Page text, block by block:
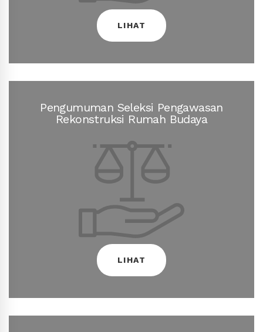
LIHAT
Pengumuman Seleksi Perencanaan
Masterplan Ruang Publik Kota
Pontianak
Pengumuman Seleksi Pengawasan
Rekonstruksi Rumah Budaya
LIHAT
Pengumuman Seleksi Pengawasan
Rekonstruksi Rumah Budaya
LIHAT